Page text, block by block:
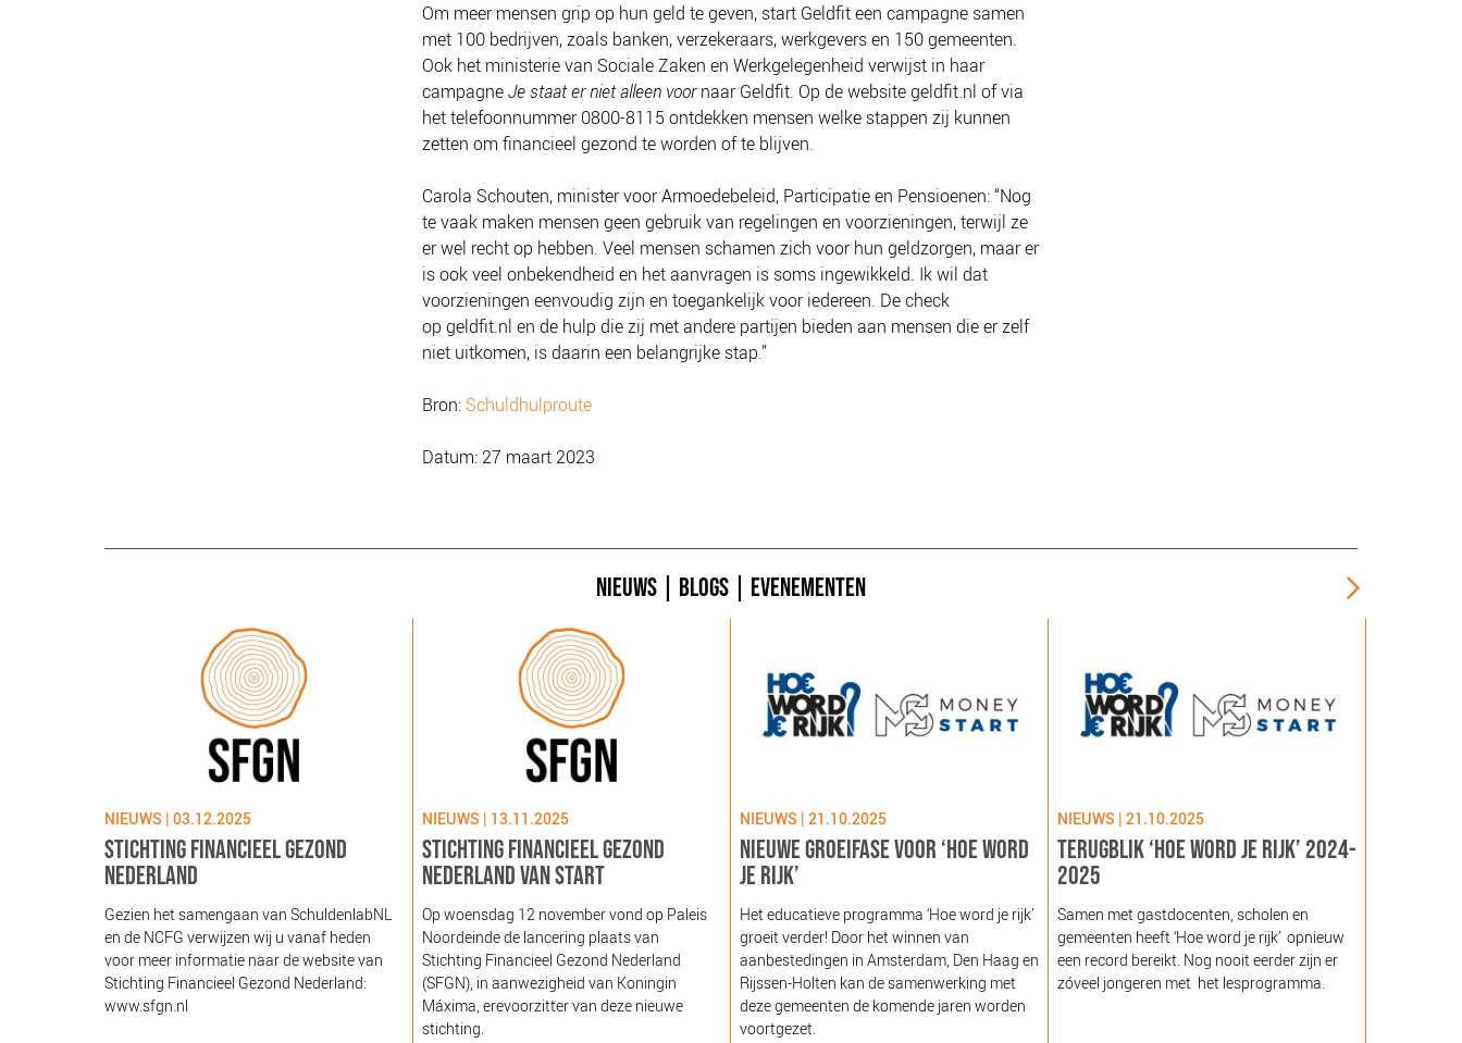
Om meer mensen grip op hun geld te geven, start Geldfit een campagne samen
met 100 bedrijven, zoals banken, verzekeraars, werkgevers en 150 gemeenten.
Ook het ministerie van Sociale Zaken en Werkgelegenheid verwijst in haar
campagneJe staat er niet alleen voornaar Geldfit. Op de website geldfit.nl of via
het telefoonnummer 0800-8115 ontdekken mensen welke stappen zij kunnen
zetten om financieel gezond te worden of te blijven.
Carola Schouten, minister voor Armoedebeleid, Participatie en Pensioenen: “Nog
te vaak maken mensen geen gebruik van regelingen en voorzieningen, terwijl ze
er wel recht op hebben. Veel mensen schamen zich voor hun geldzorgen, maar er
is ook veel onbekendheid en het aanvragen is soms ingewikkeld. Ik wil dat
voorzieningen eenvoudig zijn en toegankelijk voor iedereen. De check
op geldfit.nl en de hulp die zij met andere partijen bieden aan mensen die er zelf
niet uitkomen, is daarin een belangrijke stap.”
Bron: Schuldhulproute
Datum: 27 maart 2023
NIEUWS BLOGS EVENEMENTEN
NIEUWS | 03.12.2025
STICHTING FINANCIEEL GEZOND
NEDERLAND
Gezien het samengaan van SchuldenlabNL
en de NCFG verwijzen wij u vanaf heden
voor meer informatie naar de website van
Stichting Financieel Gezond Nederland:
www.sfgn.nl
NIEUWS | 13.11.2025
STICHTING FINANCIEEL GEZOND
NEDERLAND VAN START
Op woensdag 12 november vond op Paleis
Noordeinde de lancering plaats van
Stichting Financieel Gezond Nederland
(SFGN), in aanwezigheid van Koningin
Máxima, erevoorzitter van deze nieuwe
stichting.
NIEUWS | 21.10.2025
NIEUWE GROEIFASE VOOR ‘HOE WORD
JE RIJK’
Het educatieve programma ‘Hoe word je rijk’
groeit verder! Door het winnen van
aanbestedingen in Amsterdam, Den Haag en
Rijssen-Holten kan de samenwerking met
deze gemeenten de komende jaren worden
voortgezet.
NIEUWS | 21.10.2025
TERUGBLIK ‘HOE WORD JE RIJK’ 2024-
2025
Samen met gastdocenten, scholen en
gemeenten heeft ‘Hoe word je rijk’ opnieuw
een record bereikt. Nog nooit eerder zijn er
zóveel jongeren met het lesprogramma.